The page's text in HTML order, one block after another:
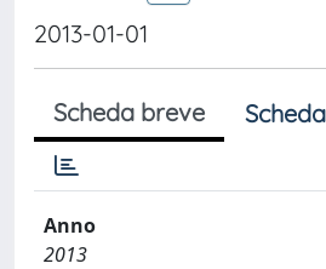
2013-01-01
Scheda breve
Anno
2013